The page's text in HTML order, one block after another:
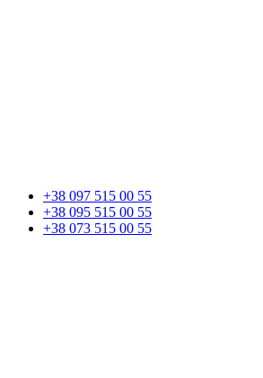
+38 097 515 00 55
+38 095 515 00 55
+38 073 515 00 55